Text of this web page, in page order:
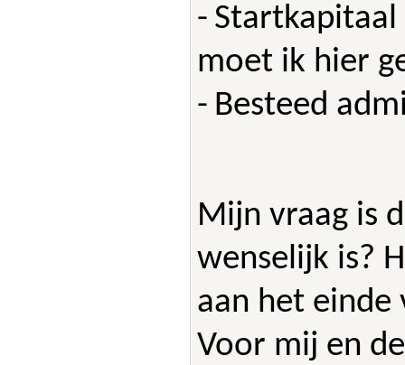
- Startkapitaal
moet ik hier
- Besteed
Mijn vraag is
wenselijk is?
aan het
Voor mij en